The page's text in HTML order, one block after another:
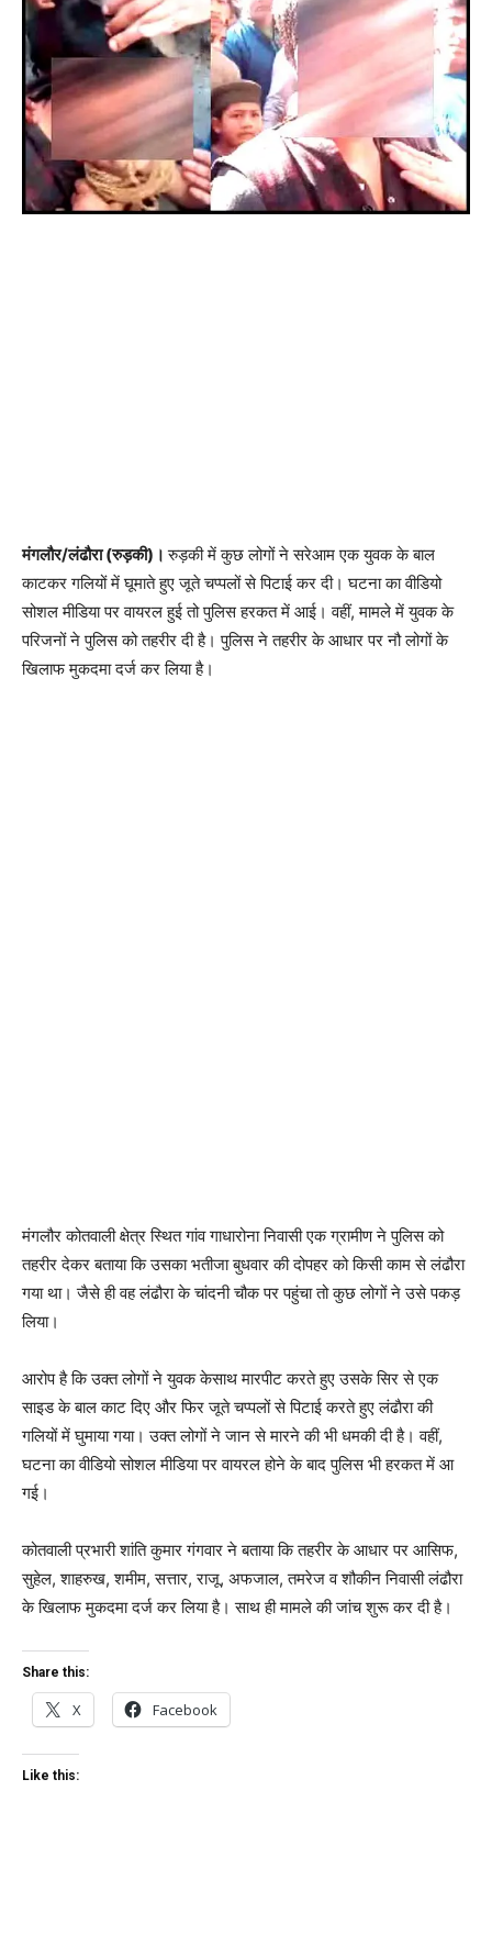
मंगलौर/लंढौरा (रुड़की)।रुड़की में कुछ लोगों ने सरेआम एक युवक के बाल
काटकर गलियों में घूमाते हुए जूते चप्पलों से पिटाई कर दी। घटना का वीडियो
सोशल मीडिया पर वायरल हुई तो पुलिस हरकत में आई। वहीं, मामले में युवक के
परिजनों ने पुलिस को तहरीर दी है। पुलिस ने तहरीर के आधार पर नौ लोगों के
खिलाफ मुकदमा दर्ज कर लिया है।
मंगलौर कोतवाली क्षेत्र स्थित गांव गाधारोना निवासी एक ग्रामीण ने पुलिस को
तहरीर देकर बताया कि उसका भतीजा बुधवार की दोपहर को किसी काम से लंढौरा
गया था। जैसे ही वह लंढौरा के चांदनी चौक पर पहुंचा तो कुछ लोगों ने उसे पकड़
लिया।
आरोप है कि उक्त लोगों ने युवक केसाथ मारपीट करते हुए उसके सिर से एक
साइड के बाल काट दिए और फिर जूते चप्पलों से पिटाई करते हुए लंढाैरा की
गलियों में घुमाया गया। उक्त लोगों ने जान से मारने की भी धमकी दी है। वहीं,
घटना का वीडियो सोशल मीडिया पर वायरल होने के बाद पुलिस भी हरकत में आ
गई।
कोतवाली प्रभारी शांति कुमार गंगवार ने बताया कि तहरीर के आधार पर आसिफ,
सुहेल, शाहरुख, शमीम, सत्तार, राजू, अफजाल, तमरेज व शौकीन निवासी लंढौरा
के खिलाफ मुकदमा दर्ज कर लिया है। साथ ही मामले की जांच शुरू कर दी है।
Share this:
X Facebook
Like this: